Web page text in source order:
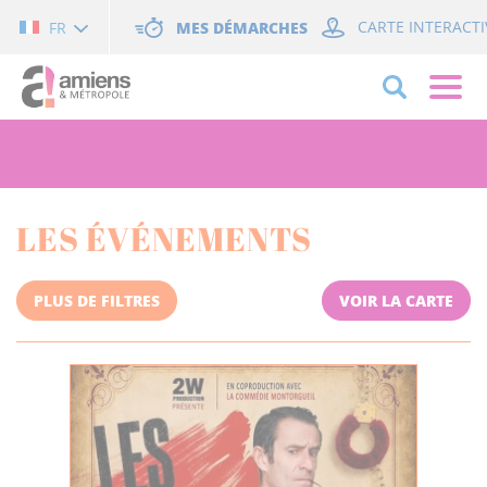
FR MES DÉMARCHES CARTE
LES ÉVÉNEMENTS
PLUS DE FILTRES VOIR LA CARTE